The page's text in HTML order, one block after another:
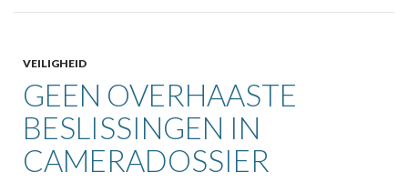
VEILIGHEID
GEEN OVERHAASTE
BESLISSINGEN IN
CAMERADOSSIER